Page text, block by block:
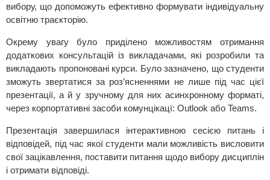
вибору, що допоможуть ефективно формувати індивідуальну
освітню траєкторію.
Окрему увагу було приділено можливостям отримання
додаткових консультацій із викладачами, які розробили та
викладають пропоновані курси. Було зазначено, що студенти
зможуть звертатися за роз’ясненнями не лише під час цієї
презентації, а й у зручному для них асинхронному форматі,
через корпортативні засоби комунцікацї: Outlook або Teams.
Презентація завершилася інтерактивною сесією питань і
відповідей, під час якої студенти мали можливість висловити
свої зацікавлення, поставити питання щодо вибору дисциплін
і отримати відповіді.